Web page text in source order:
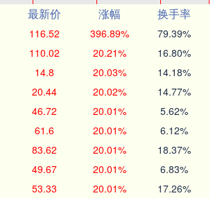
最新价 涨幅
换手率
116.52 396.89% 79.39%
110.02 20.21% 16.80%
14.8 20.03% 14.18%
20.44 20.02% 14.77%
46.72 20.01% 5.62%
61.6 20.01% 6.12%
83.62 20.01% 18.37%
49.67 20.01% 6.83%
53.33 20.01% 17.26%